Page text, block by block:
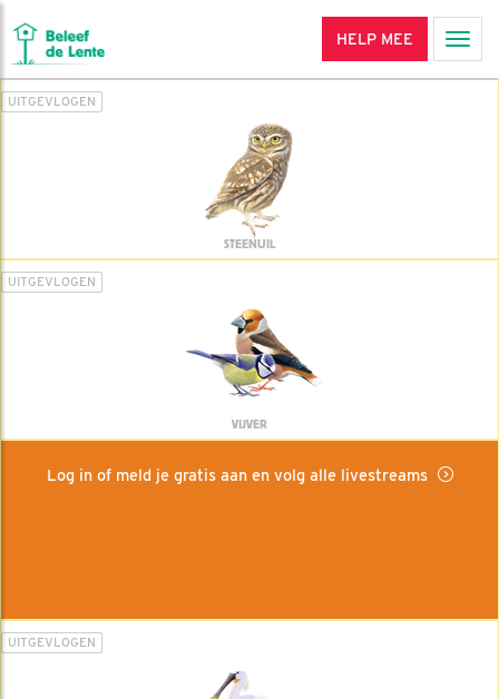
HELP MEE
UITGEVLOGEN
STEENUIL
UITGEVLOGEN
VIJVER
Log in of meld je gratis aan en volg alle livestreams
UITGEVLOGEN